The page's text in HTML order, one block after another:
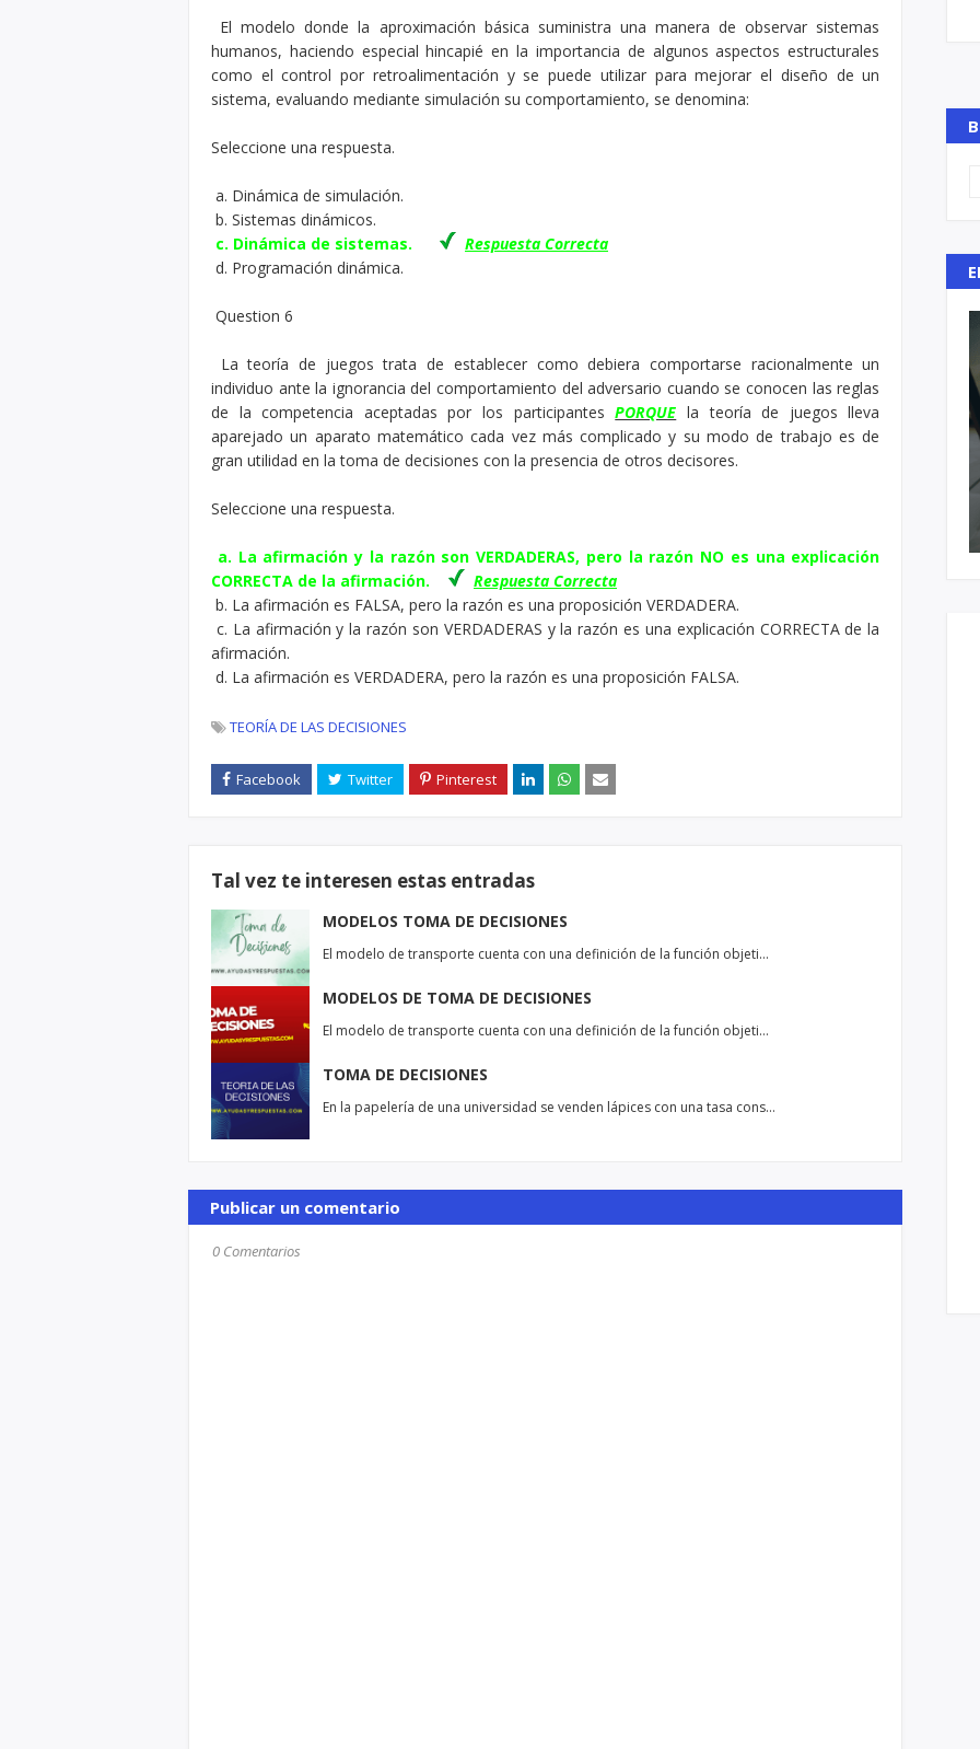
El modelo donde la aproximación básica suministra una manera de observar sistemas
humanos, haciendo especial hincapié en la importancia de algunos aspectos estructurales
como el control por retroalimentación y se puede utilizar para mejorar el diseño de un
sistema, evaluando mediante simulación su comportamiento, se denomina:
Seleccione una respuesta.
a. Dinámica de simulación.
b. Sistemas dinámicos.
c. Dinámica de sistemas.
Respuesta Correcta
d. Programación dinámica.
Question 6
La teoría de juegos trata de establecer como debiera comportarse racionalmente un
individuo ante la ignorancia del comportamiento del adversario cuando se conocen las reglas
de la competencia aceptadas por los participantesPORQUE la teoría de juegos lleva
aparejado un aparato matemático cada vez más complicado y su modo de trabajo es de
gran utilidad en la toma de decisiones con la presencia de otros decisores.
Seleccione una respuesta.
a. La afirmación y la razón son VERDADERAS, pero la razón NO es una explicación
CORRECTA de la afirmación.
Respuesta Correcta
b. La afirmación es FALSA, pero la razón es una proposición VERDADERA.
c. La afirmación y la razón son VERDADERAS y la razón es una explicación CORRECTA de la
afirmación.
d. La afirmación es VERDADERA, pero la razón es una proposición FALSA.
TEORÍA DE LAS DECISIONES
Tal vez te interesen estas entradas
MODELOS TOMA DE DECISIONES
El modelo de transporte cuenta con una definición de la función objeti…
MODELOS DE TOMA DE DECISIONES
El modelo de transporte cuenta con una definición de la función objeti…
TOMA DE DECISIONES
En la papelería de una universidad se venden lápices con una tasa cons…
Publicar un comentario
0 Comentarios